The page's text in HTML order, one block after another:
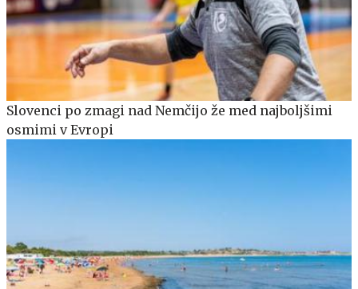
Slovenci po zmagi nad Nemčijo že med najboljšimi
osmimi v Evropi